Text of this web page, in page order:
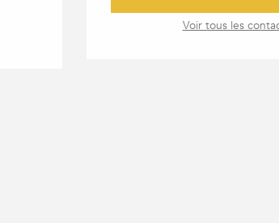
Voir tous les